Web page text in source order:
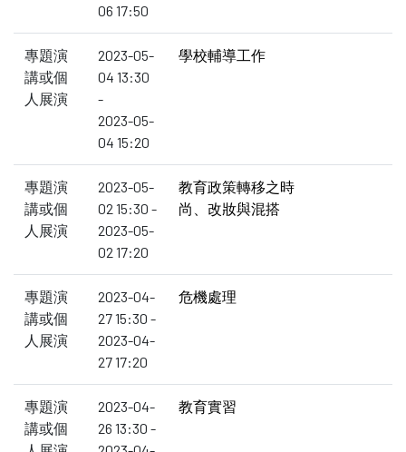
06 17:50
專題演
講或個
人展演
2023-05-
04 13:30
-
2023-05-
04 15:20
學校輔導工作
專題演
講或個
人展演
2023-05-
02 15:30 -
2023-05-
02 17:20
教育政策轉移之時
尚、改妝與混搭
專題演
講或個
人展演
2023-04-
27 15:30 -
2023-04-
27 17:20
危機處理
專題演
講或個
2023-04-
26 13:30 -
教育實習